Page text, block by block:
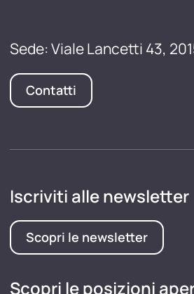
Sede: Viale Lancetti 43,
Contatti
Iscriviti alle newsletter
Scopri le newsletter
Scopri le posizioni